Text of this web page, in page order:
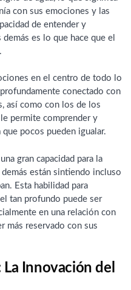
con sus emociones y las
de entender y
es lo que hace que el
en el centro de todo lo
conectado con
así como con los de los
permite comprender y
pocos pueden igualar.
gran capacidad para la
están sintiendo incluso
Esta habilidad para
tan profundo puede ser
en una relación con
más reservado con sus
Innovación del